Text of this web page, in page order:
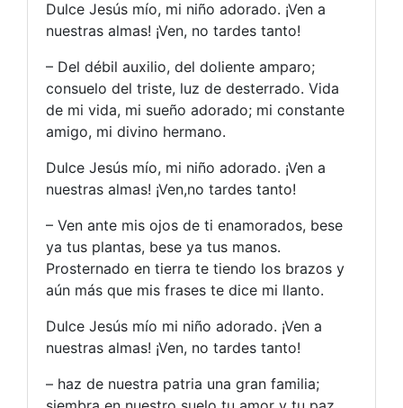
Dulce Jesús mío, mi niño adorado. ¡Ven a
nuestras almas! ¡Ven, no tardes tanto!
– Del débil auxilio, del doliente amparo;
consuelo del triste, luz de desterrado. Vida
de mi vida, mi sueño adorado; mi constante
amigo, mi divino hermano.
Dulce Jesús mío, mi niño adorado. ¡Ven a
nuestras almas! ¡Ven,no tardes tanto!
– Ven ante mis ojos de ti enamorados, bese
ya tus plantas, bese ya tus manos.
Prosternado en tierra te tiendo los brazos y
aún más que mis frases te dice mi llanto.
Dulce Jesús mío mi niño adorado. ¡Ven a
nuestras almas! ¡Ven, no tardes tanto!
– haz de nuestra patria una gran familia;